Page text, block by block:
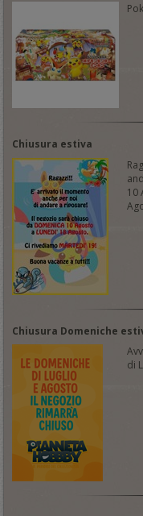
Chiusura estiva
10
Chiusura Domeniche
di